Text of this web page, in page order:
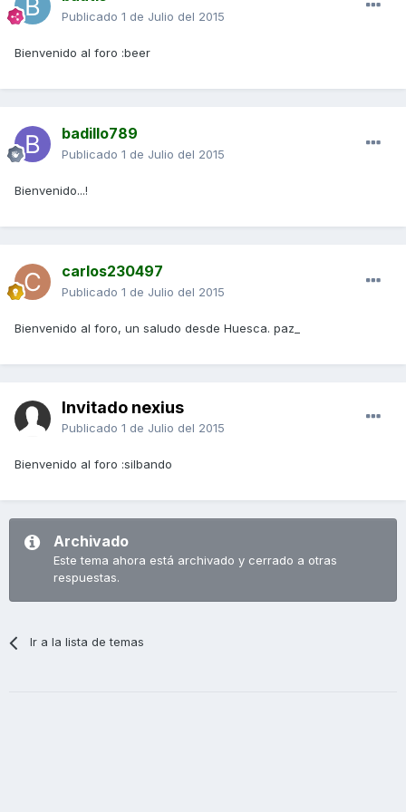
Publicado 1 de Julio del 2015
Bienvenido al foro :beer
badillo789
Publicado 1 de Julio del 2015
Bienvenido...!
carlos230497
Publicado 1 de Julio del 2015
Bienvenido al foro, un saludo desde Huesca. paz_
Invitado nexius
Publicado 1 de Julio del 2015
Bienvenido al foro :silbando
Archivado
Este tema ahora está archivado y cerrado a otras
respuestas.
Ir a la lista de temas